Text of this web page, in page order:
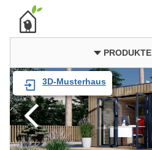
PRODUKTE
3D-Musterhaus